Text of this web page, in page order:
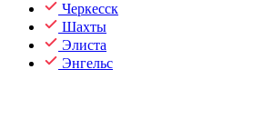
Черкесск
Шахты
Элиста
Энгельс